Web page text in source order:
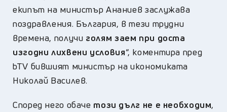
екипът на министър Ананиев заслужава
поздравления. България, в тези трудни
времена, получи голям заем при доста
изгодни лихвени условия“, коментира пред
bTV бившият министър на икономиката
Николай Василев.
Според него обаче този дълг не е необходим,